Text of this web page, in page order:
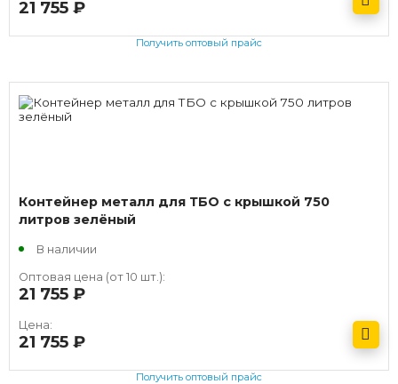
21 755
Получить оптовый прайс
Контейнер металл для ТБО с крышкой 750
литров зелёный
В наличии
Оптовая цена (от 10 шт.):
21 755
Цена:
21 755
Получить оптовый прайс